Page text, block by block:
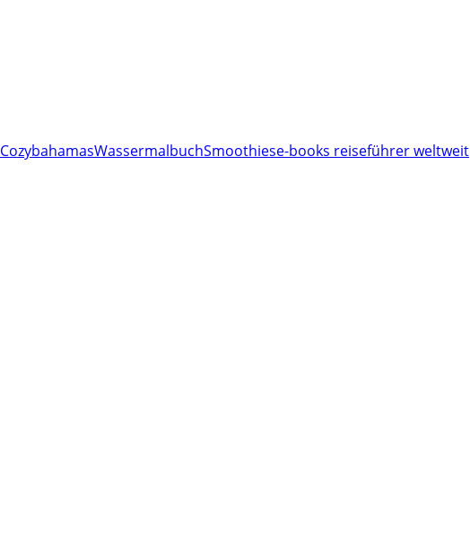
CozybahamasWassermalbuchSmoothiese-books reiseführer weltweit